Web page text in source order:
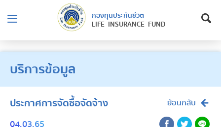
กองทุนประกันชีวิต
LIFE INSURANCE FUND
บริการข้อมูล
ประกาศการจัดซื้อจัดจ้าง ย้อนกลับ
04.03.65